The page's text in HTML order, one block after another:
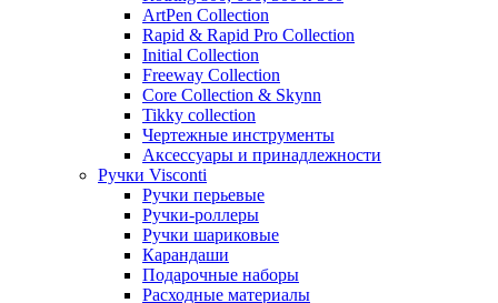
ArtPen Collection
Rapid & Rapid Pro Collection
Initial Collection
Freeway Collection
Core Collection & Skynn
Tikky collection
Чертежные инструменты
Аксессуары и принадлежности
Ручки Visconti
Ручки перьевые
Ручки-роллеры
Ручки шариковые
Карандаши
Подарочные наборы
Расходные материалы